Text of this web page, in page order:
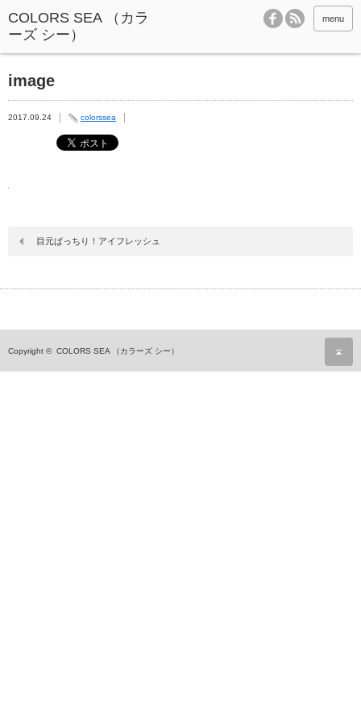
menu
image
2017.09.24 colorssea
目元ぱっちり！アイフレッシュ
Copyright © COLORS SEA （カラーズ シー）